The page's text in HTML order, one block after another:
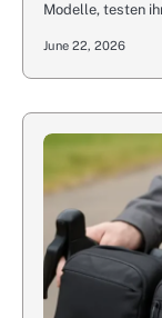
Modelle, testen
June 22, 2026